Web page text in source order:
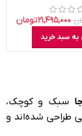
۲۱,۴۹۵,۰۰۰تومان
به سبد خرید
سبک و کوچک،
طراحی شده‌اند و